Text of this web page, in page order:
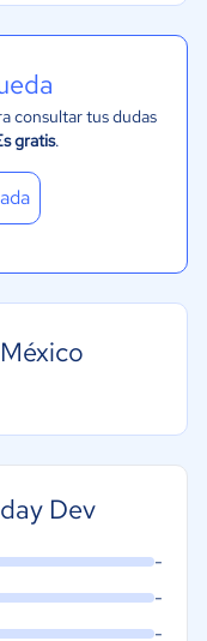
consultar tus dudas
gratis.
Dev
-
-
-